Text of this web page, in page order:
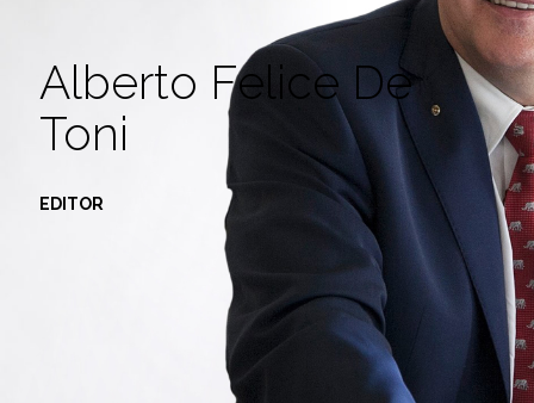
Alberto Felice De
Toni
EDITOR